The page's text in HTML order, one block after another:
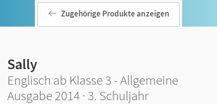
Zugehörige Produkte anzeigen
Sally
Englisch ab Klasse 3 - Allgemeine
Ausgabe 2014 · 3. Schuljahr